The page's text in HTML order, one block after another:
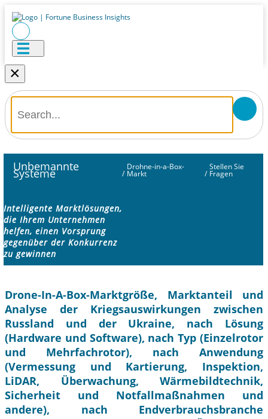
×
Unbemannte
Systeme /
Drohne-in-a-Box-
Markt /
Stellen Sie
Fragen
Intelligente Marktlösungen,
die Ihrem Unternehmen
helfen, einen Vorsprung
gegenüber der Konkurrenz
zu gewinnen
Drone-In-A-Box-Marktgröße, Marktanteil und
Analyse der Kriegsauswirkungen zwischen
Russland und der Ukraine, nach Lösung
(Hardware und Software), nach Typ (Einzelrotor
und Mehrfachrotor), nach Anwendung
(Vermessung und Kartierung, Inspektion,
LiDAR, Überwachung, Wärmebildtechnik,
Sicherheit und Notfallmaßnahmen und
andere), nach Endverbrauchsbranche